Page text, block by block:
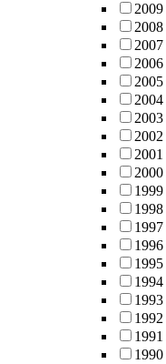
2009
2008
2007
2006
2005
2004
2003
2002
2001
2000
1999
1998
1997
1996
1995
1994
1993
1992
1991
1990